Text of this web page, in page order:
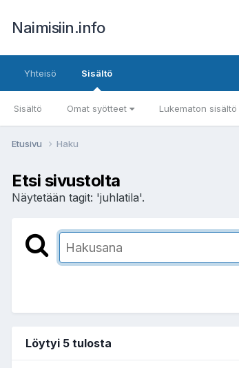
Naimisiin.info
Yhteisö Sisältö
Sisältö Omat syötteet Lukematon sisältö
Etusivu Haku
Etsi sivustolta
Näytetään tagit: 'juhlatila'.
Löytyi 5 tulosta